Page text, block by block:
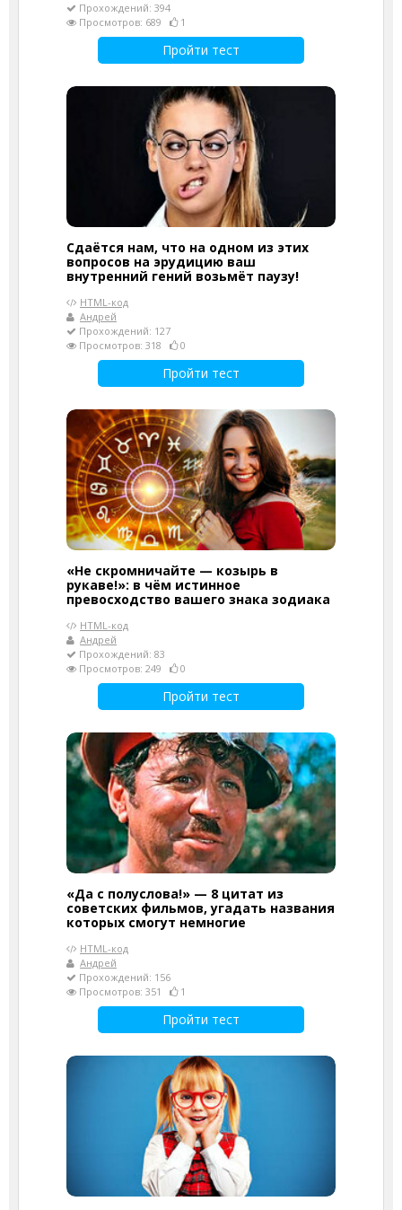
Прохождений: 394
Просмотров: 689
1
Пройти тест
Сдаётся нам, что на одном из этих
вопросов на эрудицию ваш
внутренний гений возьмёт паузу!
HTML-код
Андрей
Прохождений: 127
Просмотров: 318
0
Пройти тест
«Не скромничайте — козырь в
рукаве!»: в чём истинное
превосходство вашего знака зодиака
HTML-код
Андрей
Прохождений: 83
Просмотров: 249
0
Пройти тест
«Да с полуслова!» — 8 цитат из
советских фильмов, угадать названия
которых смогут немногие
HTML-код
Андрей
Прохождений: 156
Просмотров: 351
1
Пройти тест